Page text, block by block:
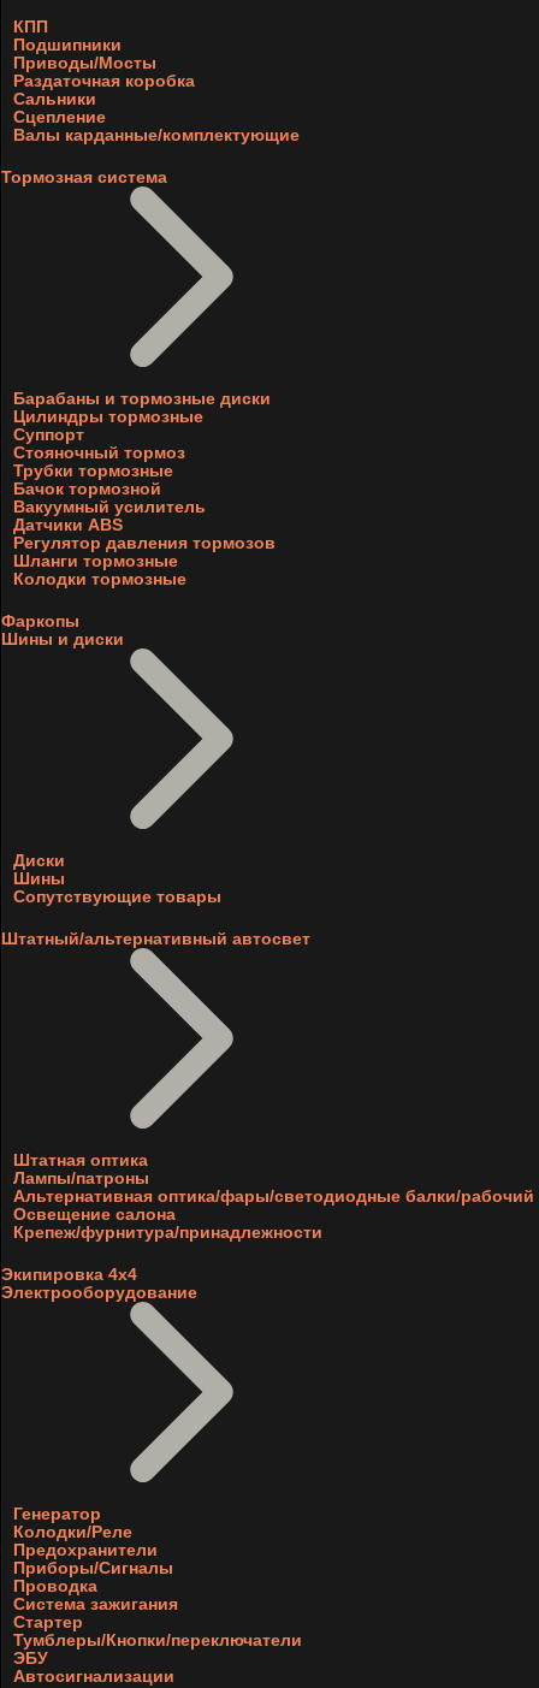
КПП
Подшипники
Приводы/Мосты
Раздаточная коробка
Сальники
Сцепление
Валы карданные/комплектующие
Тормозная система
Барабаны и тормозные диски
Цилиндры тормозные
Суппорт
Стояночный тормоз
Трубки тормозные
Бачок тормозной
Вакуумный усилитель
Датчики ABS
Регулятор давления тормозов
Шланги тормозные
Колодки тормозные
Фаркопы
Шины и диски
Диски
Шины
Сопутствующие товары
Штатный/альтернативный автосвет
Штатная оптика
Лампы/патроны
Альтернативная оптика/фары/светодиодные балки/рабочий
Освещение салона
Крепеж/фурнитура/принадлежности
Экипировка 4х4
Электрооборудование
Генератор
Колодки/Реле
Предохранители
Приборы/Сигналы
Проводка
Система зажигания
Стартер
Тумблеры/Кнопки/переключатели
ЭБУ
Автосигнализации